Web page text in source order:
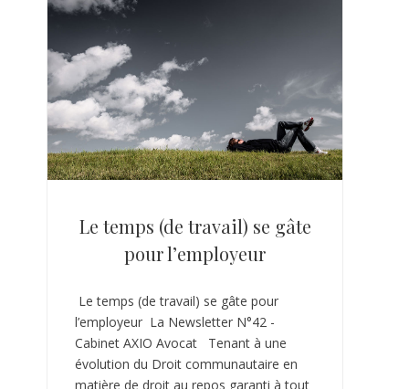
Le temps (de travail) se gâte
pour l’employeur
Le temps (de travail) se gâte pour
l’employeur La Newsletter N°42 -
Cabinet AXIO Avocat Tenant à une
évolution du Droit communautaire en
matière de droit au repos garanti à tout